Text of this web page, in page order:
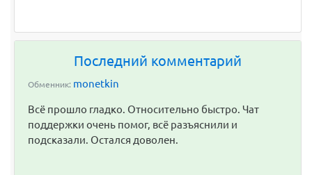
Последний комментарий
Обменник: monetkin
Всё прошло гладко. Относительно быстро. Чат
поддержки очень помог, всё разъяснили и
подсказали. Остался доволен.